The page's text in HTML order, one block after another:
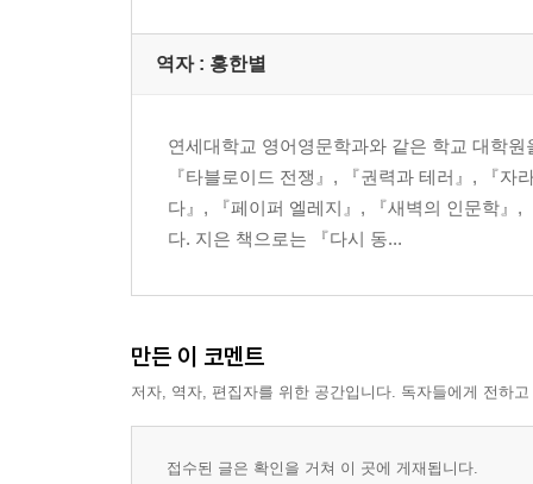
역자 : 홍한별
연세대학교 영어영문학과와 같은 학교 대학
『타블로이드 전쟁』, 『권력과 테러』, 『
다』, 『페이퍼 엘레지』, 『새벽의 인문학』
다. 지은 책으로는 『다시 동...
만든 이 코멘트
저자, 역자, 편집자를 위한 공간입니다. 독자들에게 전하
접수된 글은 확인을 거쳐 이 곳에 게재됩니다.